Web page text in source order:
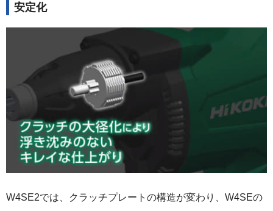
安定化
W4SE2では、クラッチプレートの構造が変わり、W4SEの